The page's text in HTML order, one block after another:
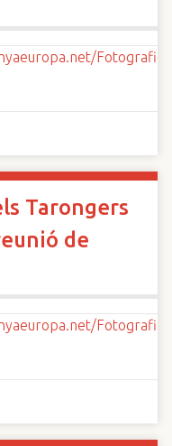
Tarongers
de